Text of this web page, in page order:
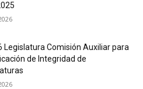
Legislatura Comisión Auxiliar para
de Integridad de